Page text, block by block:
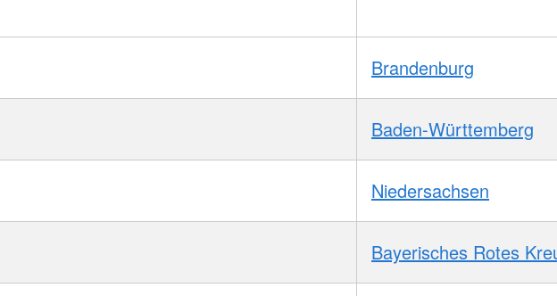
Brandenburg
Baden-Württemberg
Niedersachsen
Bayerisches Rotes